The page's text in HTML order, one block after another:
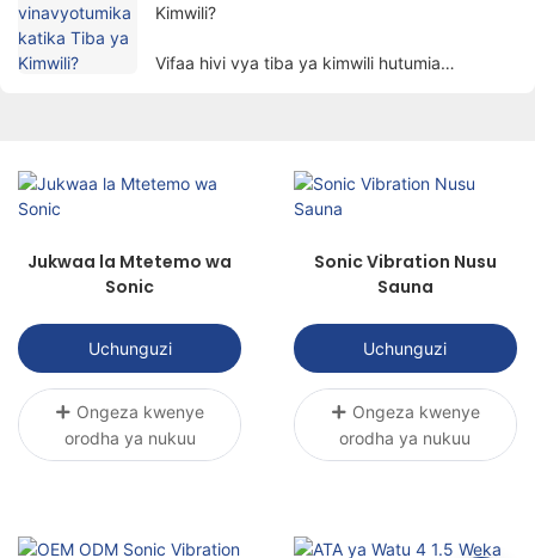
Kimwili?
Vifaa hivi vya tiba ya kimwili hutumia
uponyaji, na kurejesha kazi.
Jukwaa la Mtetemo wa
Sonic
Uchunguzi
Ongeza kwenye
orodha ya nukuu
Sonic Vibration Nusu
Sauna
Uchunguzi
Ongeza kwenye
orodha ya nukuu